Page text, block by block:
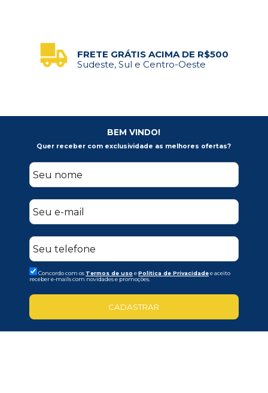
FRETE GRÁTIS ACIMA DE R$500
Sudeste, Sul e Centro-Oeste
BEM VINDO!
Quer receber com exclusividade as melhores ofertas?
Concordo com os Termos de uso ePolitica de Privacidadee aceito
receber e-mails com novidades e promoções.
CADASTRAR